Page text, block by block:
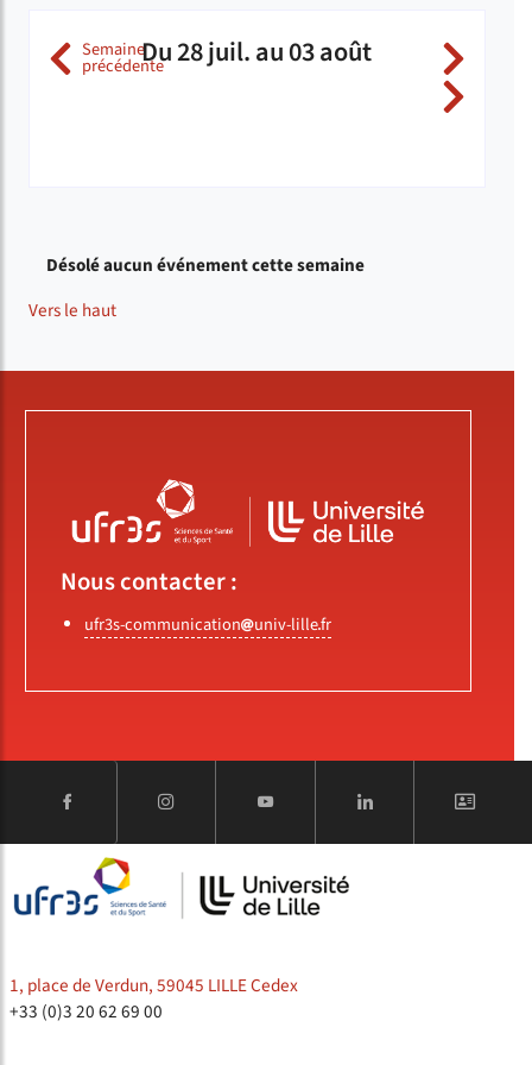
Semaine
précédente
( Du 2025-07-21 au 03-08-
Du 28 juil. au 03 août
(
Désolé aucun événement cette semaine
Vers le haut
Nous contacter :
ufr3s-communication univ-lillefr
1, place de Verdun, 59045 LILLE Cedex
+33 (0)3 20 62 69 00